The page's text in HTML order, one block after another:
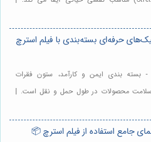
حرفه‌ای بسته‌بندی با فیلم استرچ
- بسته بندی ایمن و کارآمد، ستون فقرات
محصولات در طول حمل و نقل است. |
جامع استفاده از فیلم استرچ 📦